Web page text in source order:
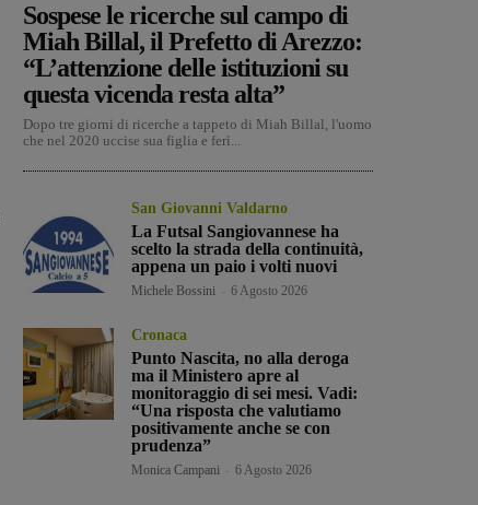
Sospese le ricerche sul campo di
Miah Billal, il Prefetto di Arezzo:
“L’attenzione delle istituzioni su
questa vicenda resta alta”
Dopo tre giorni di ricerche a tappeto di Miah Billal, l'uomo
che nel 2020 uccise sua figlia e ferì...
San Giovanni Valdarno
La Futsal Sangiovannese ha
scelto la strada della continuità,
appena un paio i volti nuovi
Michele Bossini 6 Agosto 2026
Cronaca
Punto Nascita, no alla deroga
ma il Ministero apre al
monitoraggio di sei mesi. Vadi:
“Una risposta che valutiamo
positivamente anche se con
prudenza”
Monica Campani 6 Agosto 2026